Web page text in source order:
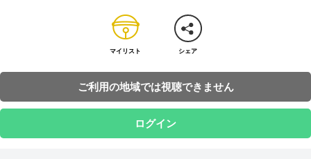
し入れのスペアポケットから写真きゅうばん棒を取り出すと、アルバムの写
真から次々とドラえもんを取り出してしまう…。
全部で10体になったドラえもんは、てんやわんやの大さわぎ。そこへ帰って
が、なんときゅうばん棒がこわれてしまった！ しかも、新商品のため、売り
切れで入荷待ちだといわれてしまい…！？
マイリスト シェア
ご利用の地域では視聴できません
ログイン